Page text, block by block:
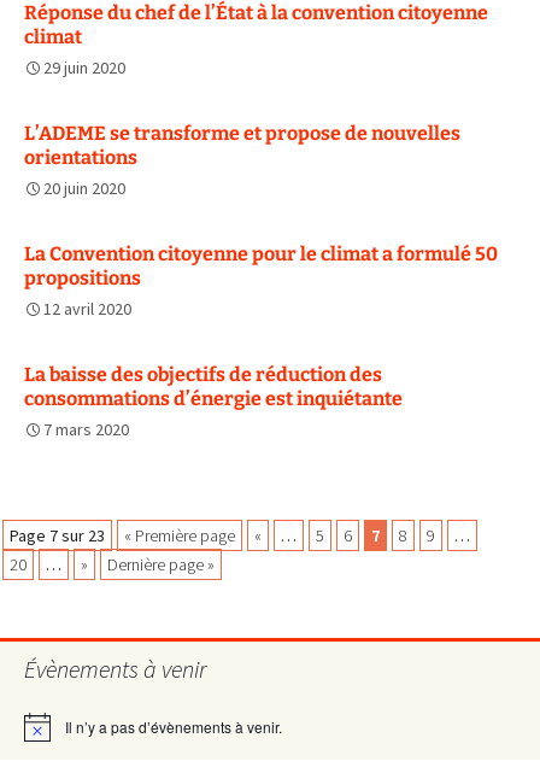
Réponse du chef de l’État à la convention citoyenne
climat
29 juin 2020
L’ADEME se transforme et propose de nouvelles
orientations
20 juin 2020
La Convention citoyenne pour le climat a formulé 50
propositions
12 avril 2020
La baisse des objectifs de réduction des
consommations d’énergie est inquiétante
7 mars 2020
Navigation
des
articles
Page 7 sur 23 « Première page « … 5 6 7 8 9
…
20
… » Dernière page »
Évènements à venir
Notice Il n’y a pas d’évènements à venir.